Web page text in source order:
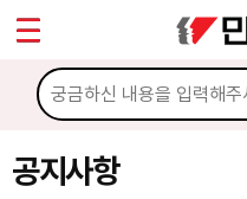
공지사항
마이페이지
소개
소식